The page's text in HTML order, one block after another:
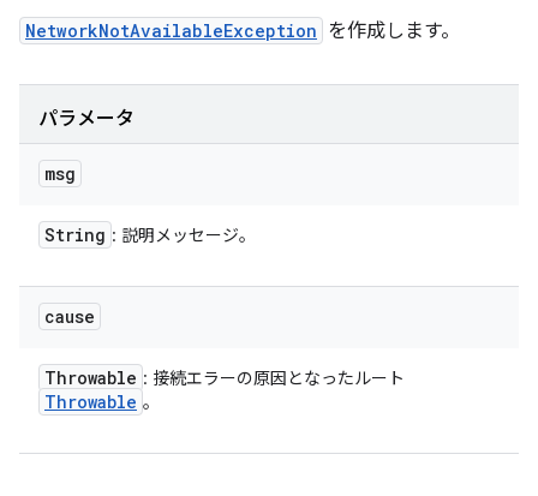
NetworkNotAvailableException を作成します。
パラメータ
msg
String : 説明メッセージ。
cause
Throwable : 接続エラーの原因となったルート
Throwable 。